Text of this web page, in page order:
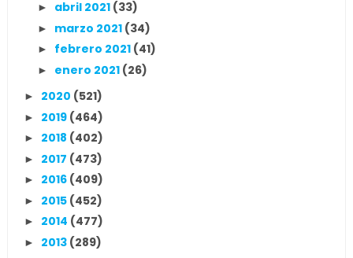
► abril 2021 (33)
► marzo 2021 (34)
► febrero 2021 (41)
► enero 2021 (26)
► 2020 (521)
► 2019 (464)
► 2018 (402)
► 2017 (473)
► 2016 (409)
► 2015 (452)
► 2014 (477)
► 2013 (289)